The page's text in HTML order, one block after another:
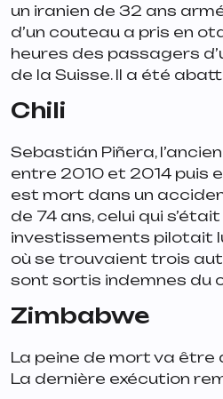
un iranien de 32 ans
d’un couteau a pris en
heures des passagers
de la Suisse. Il a été
Chili
Sebastián Piñera,
entre 2010 et 2014 puis
est mort dans un
de 74 ans, celui qui
investissements pilotait
où se trouvaient trois
sont sortis indemnes du
Zimbabwe
La peine de mort va être
La dernière exécution